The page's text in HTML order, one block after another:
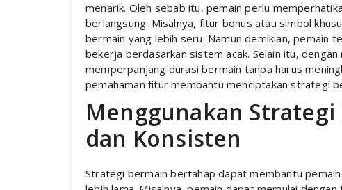
menarik. Oleh sebab itu, pemain perlu
berlangsung. Misalnya, fitur bonus atau simbol
bermain yang lebih seru. Namun demikian, pemain
bekerja berdasarkan sistem acak. Selain itu,
memperpanjang durasi bermain tanpa harus
pemahaman fitur membantu menciptakan strategi
Menggunakan
dan Konsisten
Strategi bermain bertahap dapat membantu